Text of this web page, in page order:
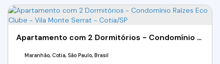
Apartamento com 2 Dormitórios - Condomínio Raízes Eco Clube - Vila Monte Serrat - Cotia/SP
Maranhão, Cotia, São Paulo, Brasil